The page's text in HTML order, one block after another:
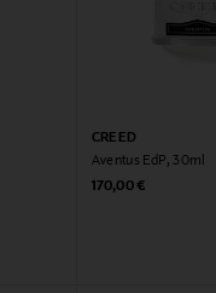
CREED
Aventus EdP, 30ml
Original Price
170,00 €